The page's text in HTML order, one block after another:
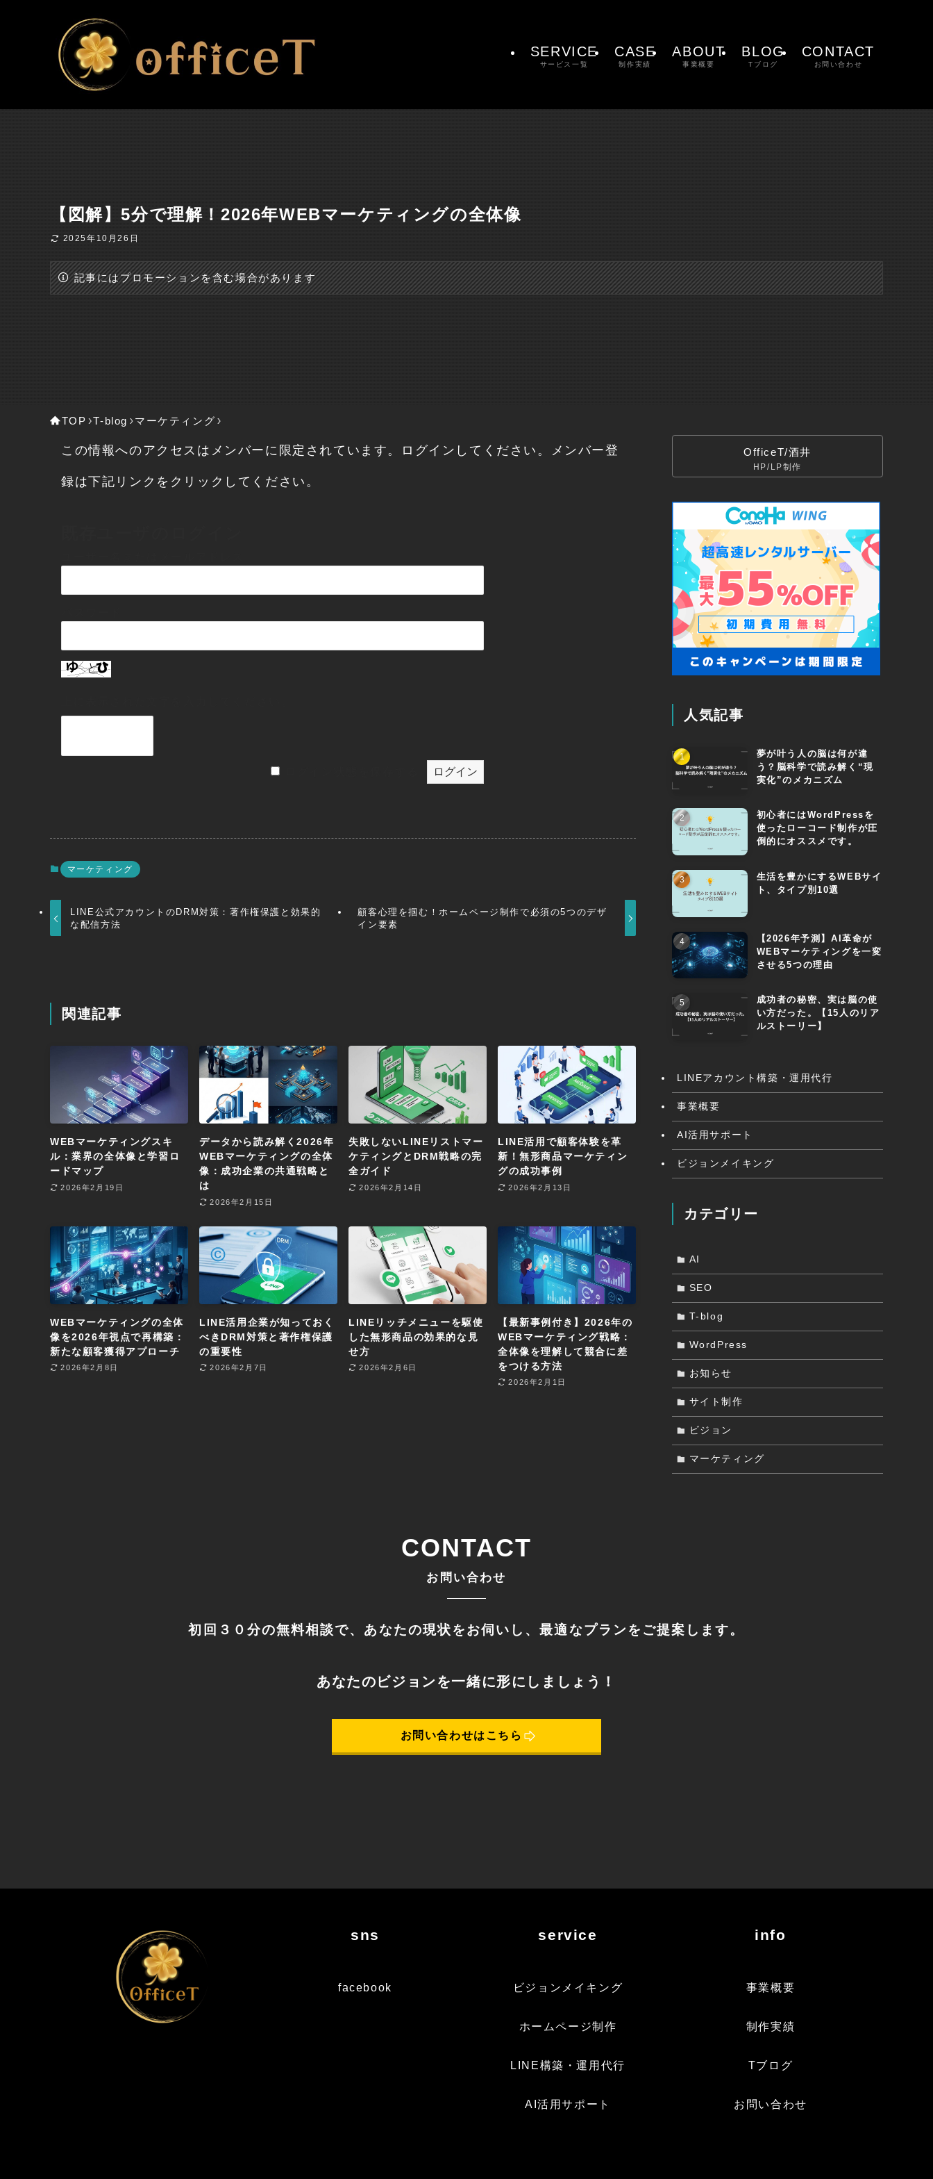
SERVICE
サービス一覧
CASE
制作実績
ABOUT
事業概要
BLOG
Tブログ
CONTACT
お問い合わせ
【図解】5分で理解！2026年WEBマーケティングの全体像
2025年10月26日
記事にはプロモーションを含む場合があります
TOP T-blog マーケティング
この情報へのアクセスはメンバーに限定されています。ログインしてください。メンバー登
録は下記リンクをクリックしてください。
マーケティング
LINE公式アカウントのDRM対策：著作権保護と効果的
な配信方法
顧客心理を掴む！ホームページ制作で必須の5つのデザ
イン要素
関連記事
WEBマーケティングスキ
ル：業界の全体像と学習ロ
ードマップ
2026年2月19日
データから読み解く2026年
WEBマーケティングの全体
像：成功企業の共通戦略と
は
2026年2月15日
失敗しないLINEリストマー
ケティングとDRM戦略の完
全ガイド
2026年2月14日
LINE活用で顧客体験を革
新！無形商品マーケティン
グの成功事例
2026年2月13日
WEBマーケティングの全体
像を2026年視点で再構築：
新たな顧客獲得アプローチ
2026年2月8日
LINE活用企業が知っておく
べきDRM対策と著作権保護
の重要性
2026年2月7日
LINEリッチメニューを駆使
した無形商品の効果的な見
せ方
2026年2月6日
【最新事例付き】2026年の
WEBマーケティング戦略：
全体像を理解して競合に差
をつける方法
2026年2月1日
OfficeT/酒井
HP/LP制作
人気記事
夢が叶う人の脳は何が違
う？脳科学で読み解く“現
実化”のメカニズム
初心者にはWordPressを
使ったローコード制作が圧
倒的にオススメです。
生活を豊かにするWEBサイ
ト、タイプ別10選
【2026年予測】AI革命が
WEBマーケティングを一変
させる5つの理由
成功者の秘密、実は脳の使
い方だった。【15人のリア
ルストーリー】
LINEアカウント構築・運用代行
事業概要
AI活用サポート
ビジョンメイキング
カテゴリー
AI
SEO
T-blog
WordPress
お知らせ
サイト制作
ビジョン
マーケティング
CONTACT
お問い合わせ
初回３０分の無料相談で、あなたの現状をお伺いし、最適なプランをご提案します。
あなたのビジョンを一緒に形にしましょう！
お問い合わせはこちら
sns
facebook
service
ビジョンメイキング
ホームページ制作
LINE構築・運用代行
AI活用サポート
info
事業概要
制作実績
Tブログ
お問い合わせ